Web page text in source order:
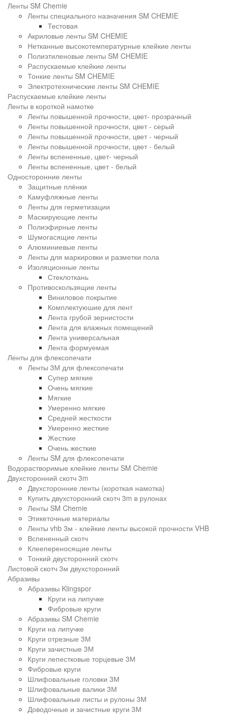
Ленты SM Chemie
Ленты специального назначения SM CHEMIE
Тестовая
Акриловые ленты SM CHEMIE
Нетканные высокотемпературные клейкие ленты
Полиэтиленовые ленты SM CHEMIE
Распускаемые клейкие ленты
Тонкие ленты SM CHEMIE
Электротехнические ленты SM CHEMIE
Распускаемые клейкие ленты
Ленты в короткой намотке
Ленты повышенной прочности, цвет- прозрачный
Ленты повышенной прочности, цвет - серый
Ленты повышенной прочности, цвет - черный
Ленты повышенной прочности, цвет - белый
Ленты вспененные, цвет- черный
Ленты вспененные, цвет - белый
Односторонние ленты
Защитные плёнки
Камуфляжные ленты
Ленты для герметизации
Маскирующие ленты
Полиэфирные ленты
Шумогасящие ленты
Алюминиевые ленты
Ленты для маркировки и разметки пола
Изоляционные ленты
Стеклоткань
Противоскользящие ленты
Виниловое покрытие
Комплектуюшие для лент
Лента грубой зернистости
Лента для влажных помещений
Лента универсальная
Лента формуемая
Ленты для флексопечати
Ленты 3М для флексопечати
Супер мягкие
Очень мягкие
Мягкие
Умеренно мягкие
Средней жесткости
Умеренно жесткие
Жесткие
Очень жесткие
Ленты SM для флексопечати
Водорастворимые клейкие ленты SM Chemie
Двухсторонний скотч 3m
Двухсторонние ленты (короткая намотка)
Купить двухсторонний скотч 3m в рулонах
Ленты SM Chemie
Этикеточные материалы
Ленты vhb 3м - клейкие ленты высокой прочности VHB
Вспененный скотч
Клеепереносящие ленты
Тонкий двусторонний скотч
Листовой скотч 3м двухсторонний
Абразивы
Абразивы Klingspor
Круги на липучке
Фибровые круги
Абразивы SM Chemie
Круги на липучке
Круги отрезные 3М
Круги зачистные 3М
Круги лепестковые торцевые 3М
Фибровые круги
Шлифовальные головки 3М
Шлифовальные валики 3М
Шлифовальные листы и рулоны 3М
Доводочные и зачистные круги 3М